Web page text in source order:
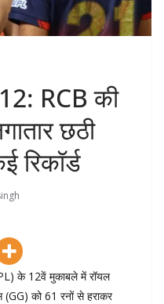
RCB की
छठी
के 12वें मुकाबले में रॉयल
को 61 रनों से हराकर